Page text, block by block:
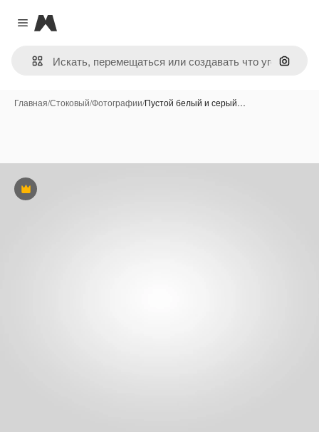
Close menu
Magnific
Поиск
Главная/Стоковый/Фотографии/Пустой белый и серый…
Премиум